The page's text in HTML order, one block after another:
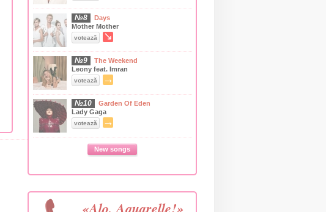
№8
Days
Mother Mother
votează ↘
№9
The Weekend
Leony feat. Imran
votează →
№10
Garden Of Eden
Lady Gaga
votează →
New songs
«Alo, Aquarelle!»